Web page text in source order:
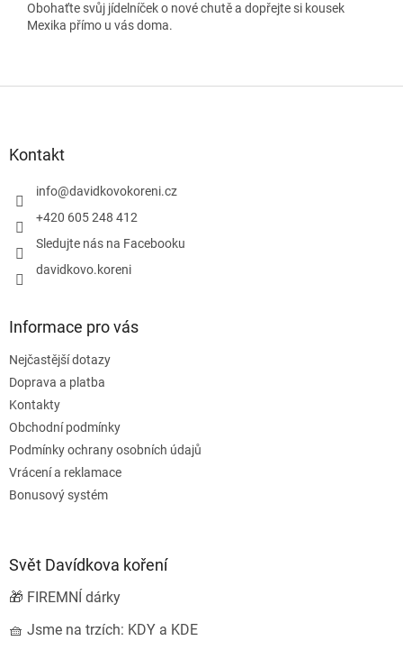
Obohaťte svůj jídelníček o nové chutě a dopřejte si kousek
Mexika přímo u vás doma.
Kontakt
info@davidkovokoreni.cz
+420 605 248 412
Sledujte nás na Facebooku
davidkovo.koreni
Informace pro vás
Nejčastější dotazy
Doprava a platba
Kontakty
Obchodní podmínky
Podmínky ochrany osobních údajů
Vrácení a reklamace
Bonusový systém
Svět Davídkova koření
🎁 FIREMNÍ dárky
🧺 Jsme na trzích: KDY a KDE